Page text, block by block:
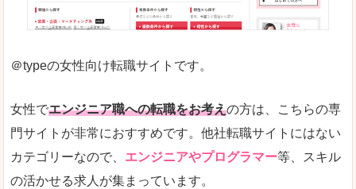
詳しい説明
希望する職種の平均時給がすぐにわかるので、給
また、他社転職サイトにはない日払いや週払いと
新着案件が続々とアップされるので、転職を急い
＠typeの女性向け転職サイトです。
女性でエンジニア職への転職をお考えの方は、こちらの専
門サイトが非常におすすめです。他社転職サイトにはない
カテゴリーなので、 エンジニアやプログラマー等、スキル
の活かせる求人が集まっています。